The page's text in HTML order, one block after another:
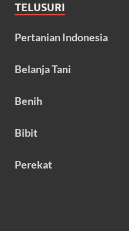
TELUSURI
Pertanian Indonesia
Belanja Tani
Benih
Bibit
Perekat